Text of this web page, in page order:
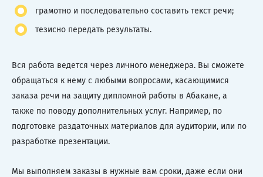
грамотно и последовательно составить текст речи;
тезисно передать результаты.
Вся работа ведется через личного менеджера. Вы сможете
обращаться к нему с любыми вопросами, касающимися
заказа речи на защиту дипломной работы в Абакане, а
также по поводу дополнительных услуг. Например, по
подготовке раздаточных материалов для аудитории, или по
разработке презентации.
Мы выполняем заказы в нужные вам сроки, даже если они